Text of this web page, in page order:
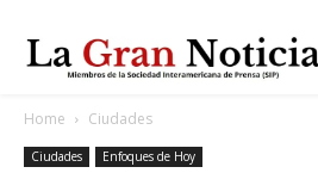
Home Ciudades
Ciudades Enfoques de Hoy